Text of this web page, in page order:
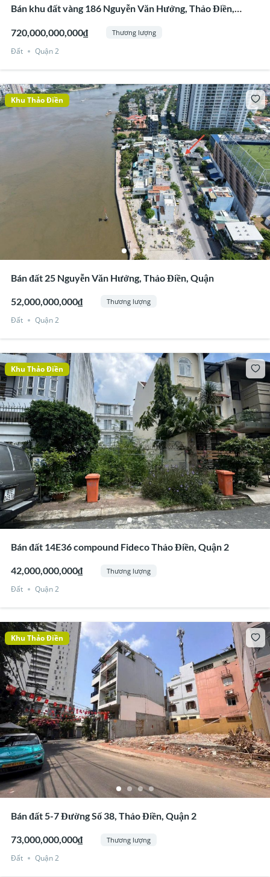
Bán khu đất vàng 186 Nguyễn Văn Hưởng, Thảo Điền,
720,000,000,000₫
Thương lượng
Đất Quận 2
Khu Thảo Điền
Bán đất 25 Nguyễn Văn Hưởng, Thảo Điền, Quận
52,000,000,000₫ Thương lượng
Đất Quận 2
Khu Thảo Điền
Bán đất 14E36 compound Fideco Thảo Điền, Quận 2
42,000,000,000₫ Thương lượng
Đất Quận 2
Khu Thảo Điền
Bán đất 5-7 Đường Số 38, Thảo Điền, Quận 2
73,000,000,000₫ Thương lượng
Đất Quận 2